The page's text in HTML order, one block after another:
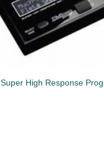
High Response